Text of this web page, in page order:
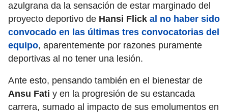
azulgrana da la sensación de estar marginado del
proyecto deportivo de Hansi Flick al no haber sido
convocado en las últimas tres convocatorias del
equipo, aparentemente por razones puramente
deportivas al no tener una lesión.
Ante esto, pensando también en el bienestar de
Ansu Fati y en la progresión de su estancada
carrera, sumado al impacto de sus emolumentos en